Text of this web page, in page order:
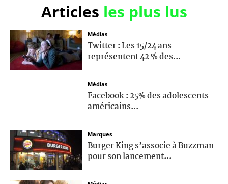
Articles les plus lus
Médias
Twitter : Les 15/24 ans
représentent 42 % des...
Médias
Facebook : 25% des adolescents
américains...
Marques
Burger King s’associe à Buzzman
pour son lancement...